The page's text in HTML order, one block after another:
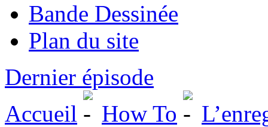
Bande Dessinée
Plan du site
Dernier épisode
Accueil
How To